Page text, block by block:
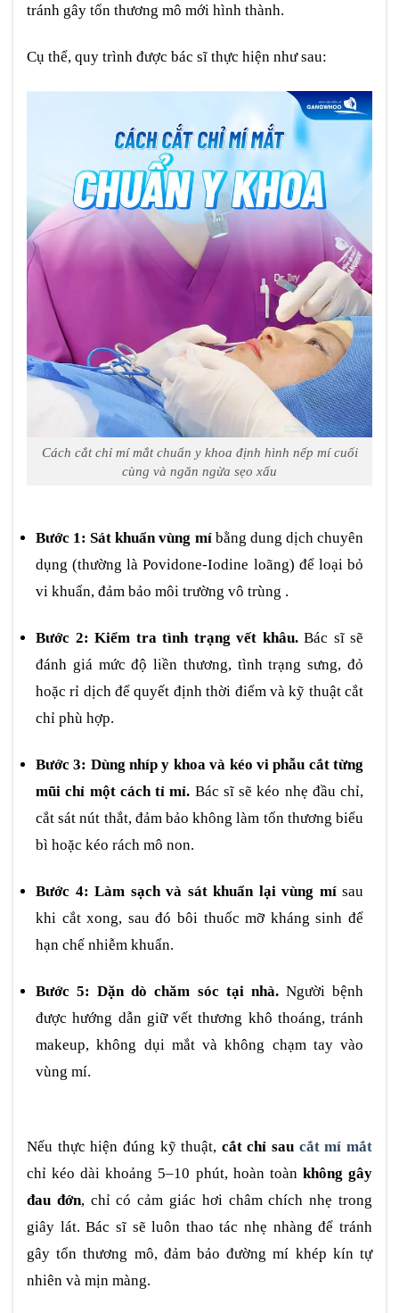
tránh gây tổn thương mô mới hình thành.
Cụ thể, quy trình được bác sĩ thực hiện như sau:
Cách cắt chỉ mí mắt chuẩn y khoa định hình nếp mí cuối
cùng và ngăn ngừa sẹo xấu
Bước 1: Sát khuẩn vùng míbằng dung dịch chuyên
dụng (thường là Povidone-Iodine loãng) để loại bỏ
vi khuẩn, đảm bảo môi trường vô trùng .
Bước 2: Kiểm tra tình trạng vết khâu.Bác sĩ sẽ
đánh giá mức độ liền thương, tình trạng sưng, đỏ
hoặc rỉ dịch để quyết định thời điểm và kỹ thuật cắt
chỉ phù hợp.
Bước 3: Dùng nhíp y khoa và kéo vi phẫu cắt từng
mũi chỉ một cách tỉ mỉ. Bác sĩ sẽ kéo nhẹ đầu chỉ,
cắt sát nút thắt, đảm bảo không làm tổn thương biểu
bì hoặc kéo rách mô non.
Bước 4: Làm sạch và sát khuẩn lại vùng mísau
khi cắt xong, sau đó bôi thuốc mỡ kháng sinh để
hạn chế nhiễm khuẩn.
Bước 5: Dặn dò chăm sóc tại nhà.Người bệnh
được hướng dẫn giữ vết thương khô thoáng, tránh
makeup, không dụi mắt và không chạm tay vào
vùng mí.
Nếu thực hiện đúng kỹ thuật, cắt chỉ sau cắt mí mắt
chỉ kéo dài khoảng 5–10 phút, hoàn toàn không gây
đau đớn, chỉ có cảm giác hơi châm chích nhẹ trong
giây lát. Bác sĩ sẽ luôn thao tác nhẹ nhàng để tránh
gây tổn thương mô, đảm bảo đường mí khép kín tự
nhiên và mịn màng.